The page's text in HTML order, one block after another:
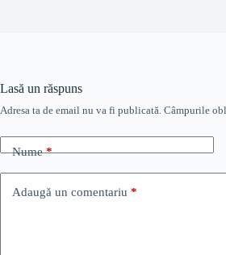
Lasă un răspuns
Adresa ta de email nu va fi publicată. Câmpurile
Nume*
Adaugă un comentariu *